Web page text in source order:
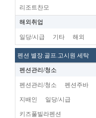
리조트찬모
해외취업
일당/시급 기타 해외
펜션 별장.골프.고시원 세탁
펜션관리/청소
펜션관리/청소 펜션주바
지배인 일당/시급
키즈풀빌라펜션